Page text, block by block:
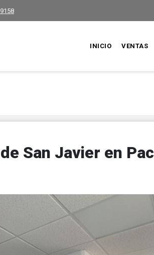
INICIO VENTAS
San Javier en